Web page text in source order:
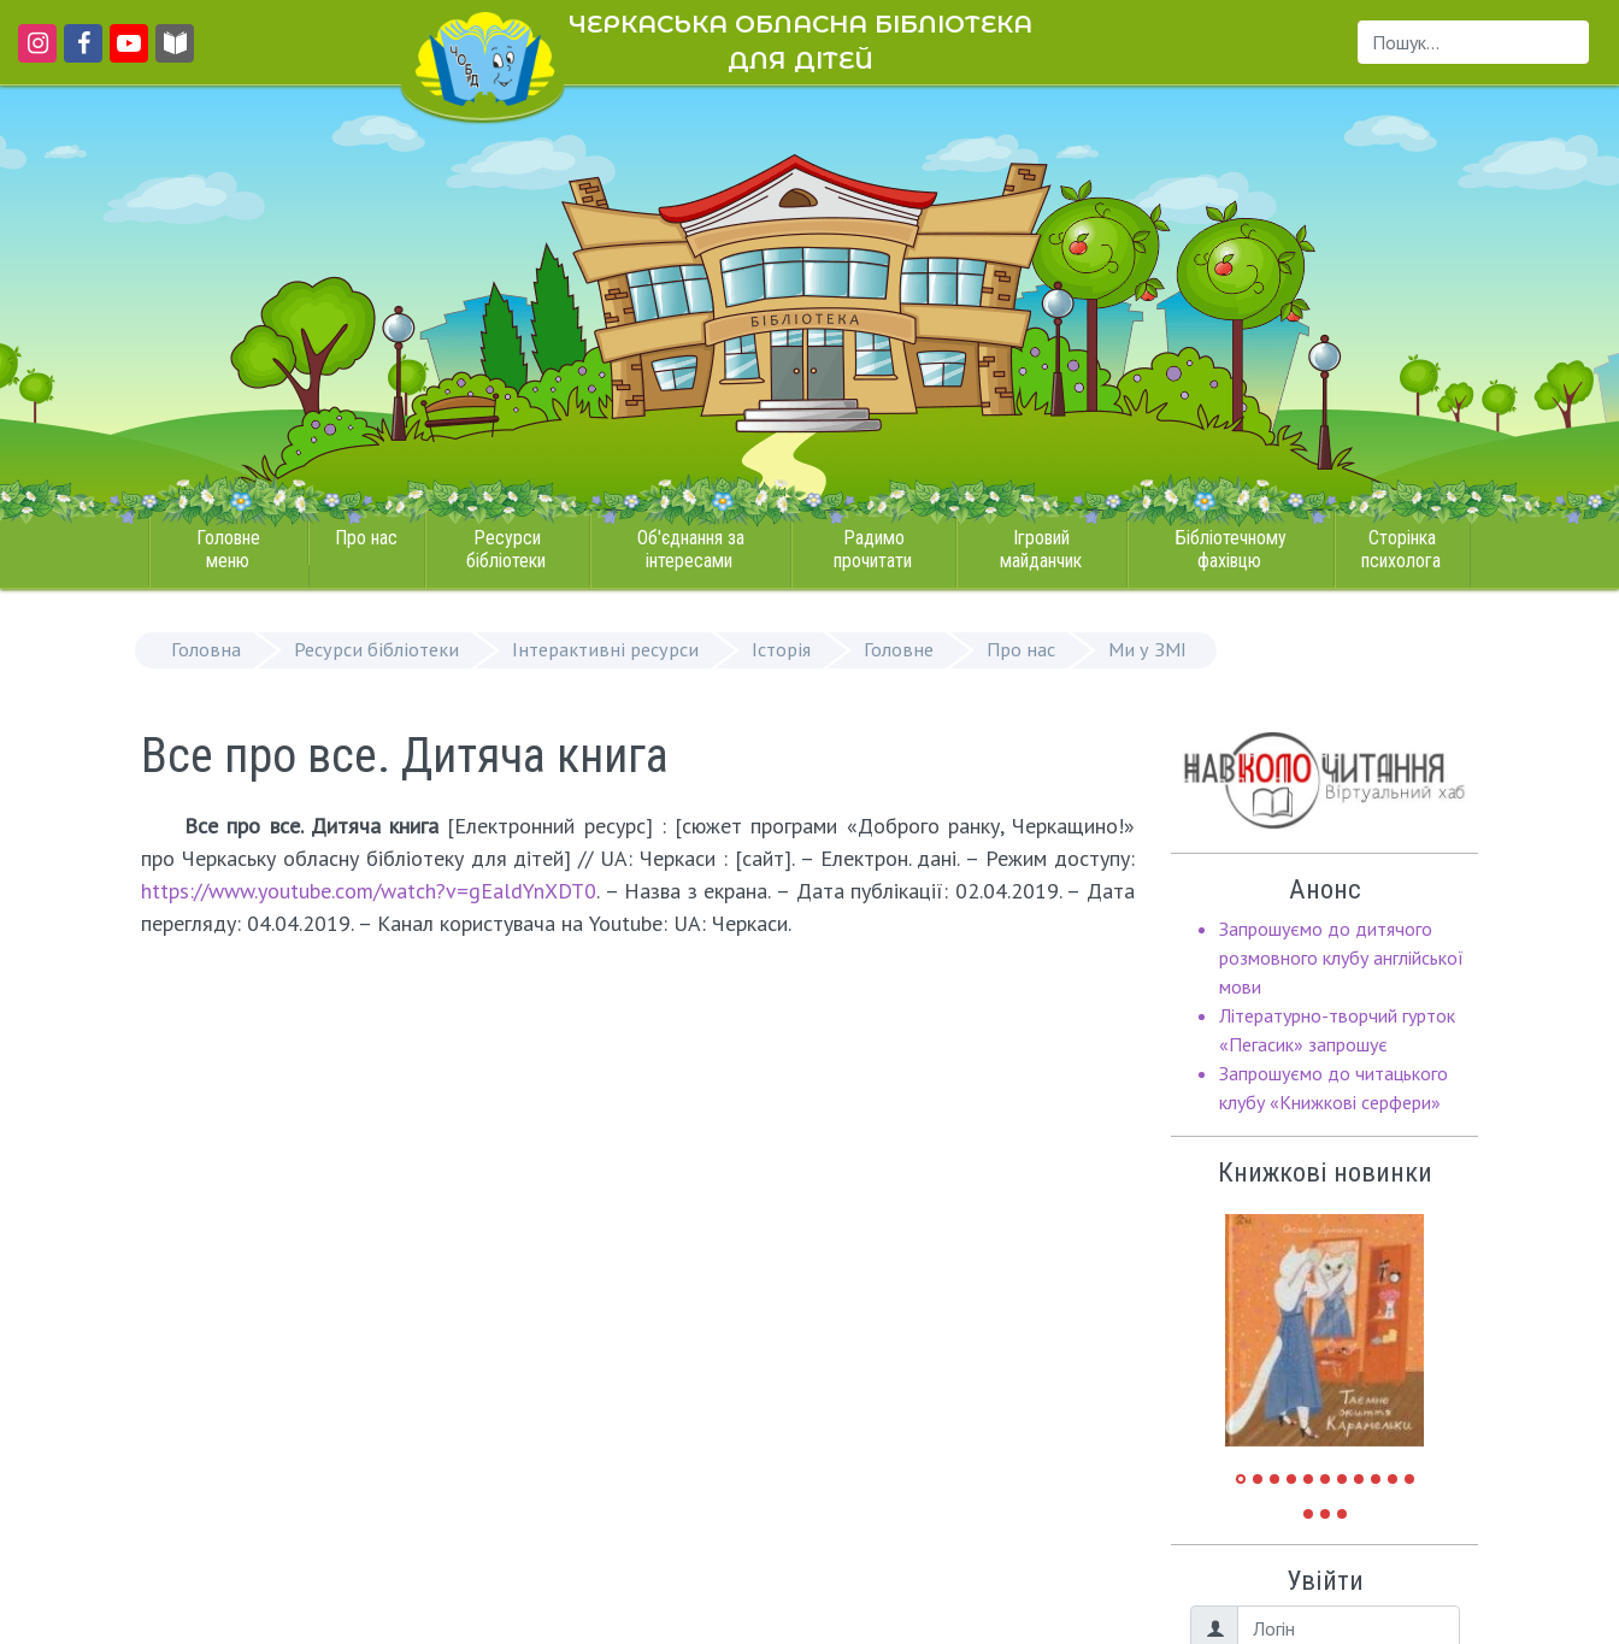
ЧЕРКАСЬКА ОБЛАСНА БІБЛІОТЕКА
ДЛЯ ДІТЕЙ
Пошук...
Головне
меню
Про нас
Ресурси
бібліотеки
Об'єднання за
інтересами
Радимо
прочитати
Ігровий
майданчик
Бібліотечному
фахівцю
Сторінка
психолога
Головна Ресурси бібліотеки Інтерактивні ресурси Історія Головне Про нас Ми у ЗМІ
Все про все. Дитяча книга
Все про все. Дитяча книга [Електронний ресурс] : [сюжет програми «Доброго ранку, Черкащино!»
про Черкаську обласну бібліотеку для дітей] // UA: Черкаси : [сайт]. – Електрон. дані. – Режим доступу:
https://www.youtube.com/watch?v=gEaldYnXDT0. – Назва з екрана. – Дата публікації: 02.04.2019. – Дата
перегляду: 04.04.2019. – Канал користувача на Youtube: UA: Черкаси.
Анонс
Запрошуємо до дитячого
розмовного клубу англійської
мови
Літературно-творчий гурток
«Пегасик» запрошує
Запрошуємо до читацького
клубу «Книжкові серфери»
Книжкові новинки
Увійти
Логін